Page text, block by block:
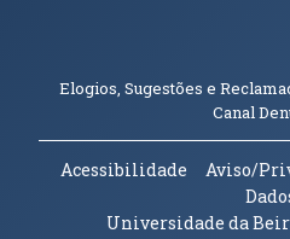
Elogios, Sugestões e
Canal
Acessibilidade Aviso/
Universidade da